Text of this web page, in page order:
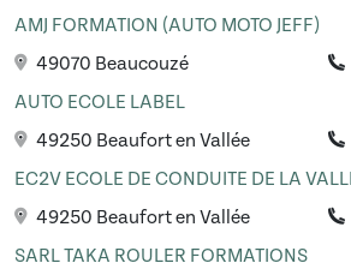
AMJ FORMATION (AUTO MOTO JEFF)
49070 Beaucouzé
AUTO ECOLE LABEL
49250 Beaufort en Vallée
EC2V ECOLE DE CONDUITE DE LA
49250 Beaufort en Vallée
SARL TAKA ROULER FORMATIONS